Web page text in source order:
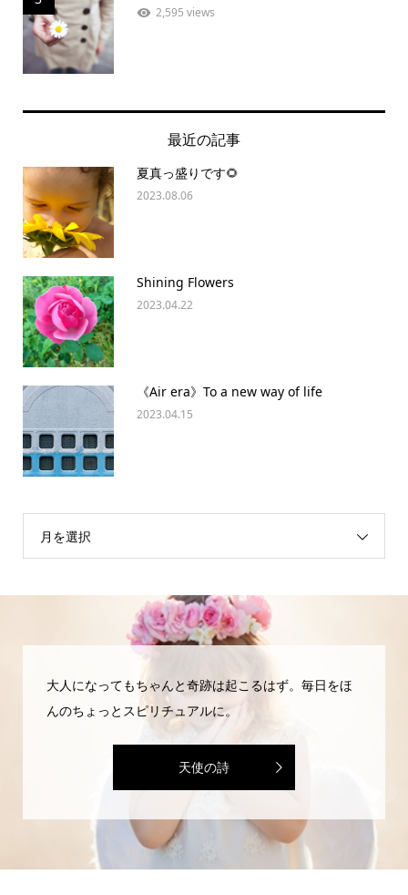
2,595 views
最近の記事
夏真っ盛りです🌻
2023.08.06
Shining Flowers
2023.04.22
《Air era》To a new way of life
2023.04.15
月を選択
大人になってもちゃんと奇跡は起こるはず。毎日をほ
んのちょっとスピリチュアルに。
天使の詩